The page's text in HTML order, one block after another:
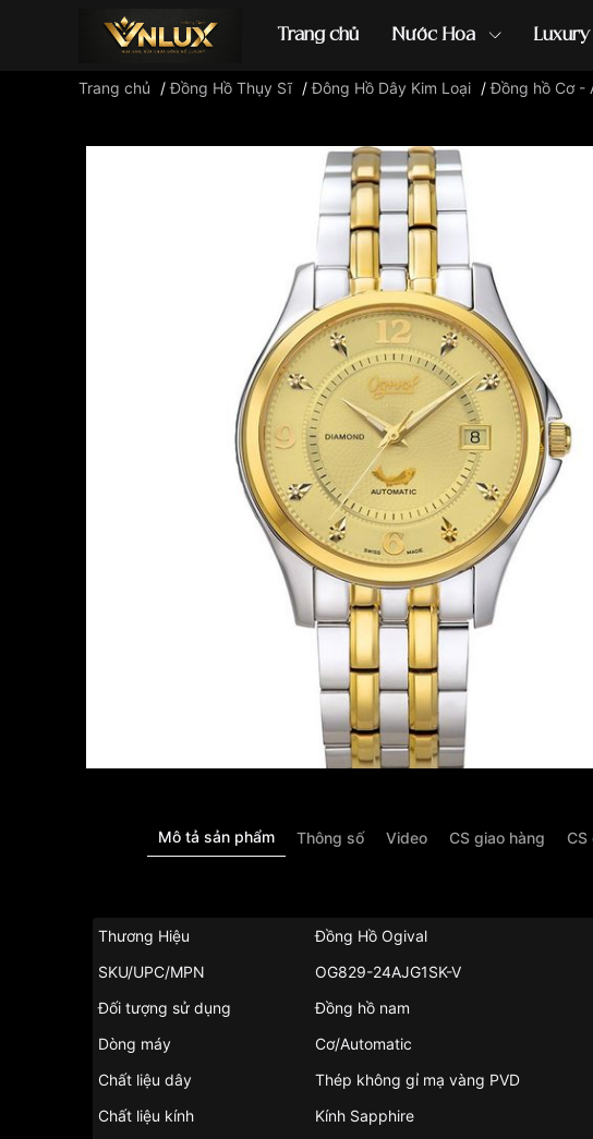
Trang chủ Nước Hoa
Đồng hồ casio đồng hồ G-Shock
Trang chủ /Đồng Hồ Thụy Sĩ /Đông Hồ Dây Kim Loại /Đồng hồ Cơ -
Mô tả sản phẩm Thông số Video CS giao hàng CS
Thương Hiệu
Đồng Hồ Ogival
SKU/UPC/MPN
OG829-24AJG1SK-V
Đối tượng sử dụng
Đồng hồ nam
Dòng máy
Cơ/Automatic
Chất liệu dây
Thép không gỉ mạ vàng PVD
Chất liệu kính
Kính Sapphire